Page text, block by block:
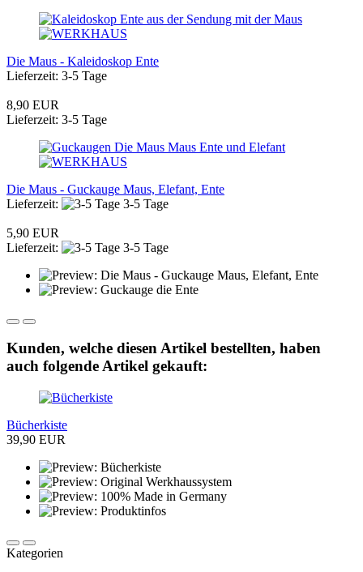
Die Maus - Kaleidoskop Ente
Lieferzeit: 3-5 Tage
8,90 EUR
Lieferzeit: 3-5 Tage
Die Maus - Guckauge Maus, Elefant, Ente
Lieferzeit:
3-5 Tage
5,90 EUR
Lieferzeit:
3-5 Tage
Kunden, welche diesen Artikel bestellten, haben
auch folgende Artikel gekauft:
Bücherkiste
39,90 EUR
Kategorien